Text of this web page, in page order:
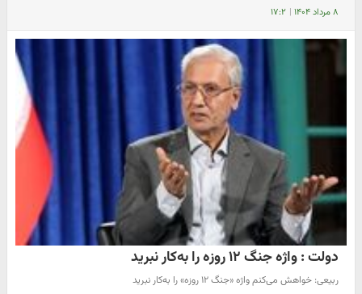
۸ مرداد ۱۴۰۴ | ۱۷:۲
دولت : واژه جنگ ۱۲ روزه را به‌کار نبرید
ربیعی: خواهش می‌کنم واژه «جنگ ۱۲ روزه» را به‌کار نبرید